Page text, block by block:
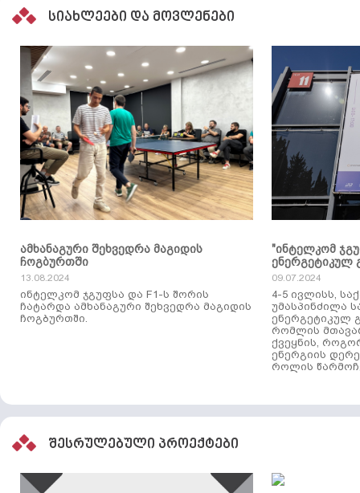
სიახლეები და მოვლენები
ამხანაგური შეხვედრა მაგიდის
ჩოგბურთში
13.08.2024
ინტელკომ ჯგუფსა და F1-ს შორის
ჩატარდა ამხანაგური შეხვედრა მაგიდის
ჩოგბურთში.
"ინტელკომ
ენერგეტიკულ
09.07.2024
4-5 ივლისს,
უმასპინძილა
ენერგეტიკულ
რომლის
ქვეყნის,
ენერგიის
როლის
შესრულებული პროექტები